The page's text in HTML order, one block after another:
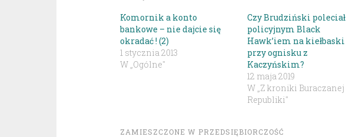
Komornik a konto
bankowe – nie dajcie się
okradać ! (2)
1 stycznia 2013
W „Ogólne"
Czy Brudziński poleciał
policyjnym Black
Hawk’iem na kiełbaski
przy ognisku z
Kaczyńskim?
12 maja 2019
W „Z kroniki Buraczanej
Republiki"
ZAMIESZCZONE W PRZEDSIĘBIORCZOŚĆ